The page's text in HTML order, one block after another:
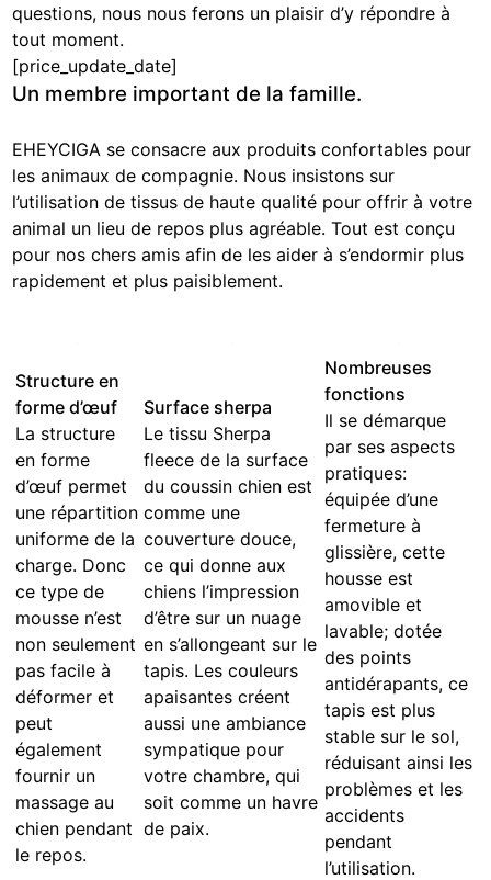
questions, nous nous ferons un plaisir d’y répondre à
tout moment.
[price_update_date]
Un membre important de la famille.
EHEYCIGA se consacre aux produits confortables pour
les animaux de compagnie. Nous insistons sur
l’utilisation de tissus de haute qualité pour offrir à votre
animal un lieu de repos plus agréable. Tout est conçu
pour nos chers amis afin de les aider à s’endormir plus
rapidement et plus paisiblement.
Structure en
forme d’œuf
La structure
en forme
d’œuf permet
une répartition
uniforme de la
charge. Donc
ce type de
mousse n’est
non seulement
pas facile à
déformer et
peut
également
fournir un
massage au
chien pendant
le repos.
Surface sherpa
Le tissu Sherpa
fleece de la surface
du coussin chien est
comme une
couverture douce,
ce qui donne aux
chiens l’impression
d’être sur un nuage
en s’allongeant sur le
tapis. Les couleurs
apaisantes créent
aussi une ambiance
sympatique pour
votre chambre, qui
soit comme un havre
de paix.
Nombreuses
fonctions
Il se démarque
par ses aspects
pratiques:
équipée d’une
fermeture à
glissière, cette
housse est
amovible et
lavable; dotée
des points
antidérapants, ce
tapis est plus
stable sur le sol,
réduisant ainsi les
problèmes et les
accidents
pendant
l’utilisation.